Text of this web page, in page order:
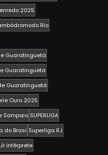
2025
Rio
Guaratinguetá
Guaratinguetá
Guaratinguetá
Ouro 2025
Sampaio SUPERLIGA
do Brasi Superliga RJ
intérprete